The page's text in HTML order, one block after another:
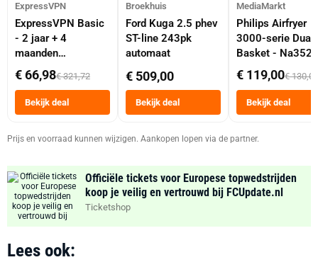
ExpressVPN
ExpressVPN Basic
- 2 jaar + 4
maanden
abonnement
€ 66,98€ 321,72
Bekijk deal
Broekhuis
Ford Kuga 2.5 phev
ST-line 243pk
automaat
€ 509,00
Bekijk deal
MediaMarkt
Philips Airfryer
3000-serie Dual
Basket -
Dubbele Mand 9
Tot 6 Personen
Heteluchtfriteuse
Zwart
€ 119,00€ 130,00
Bekijk deal
Prijs en voorraad kunnen wijzigen. Aankopen lopen via de partner.
Officiële tickets voor Europese topwedstrijden
koop je veilig en vertrouwd bij FCUpdate.nl
Ticketshop
Lees ook: